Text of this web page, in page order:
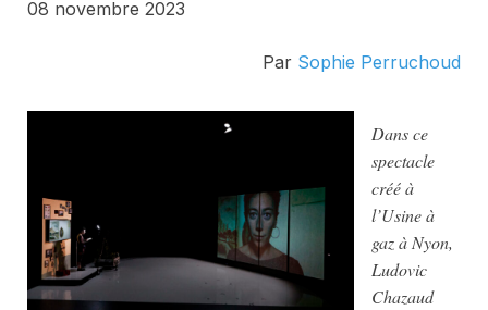
08 novembre 2023
Par Sophie Perruchoud
Dans ce
spectacle
créé à
l’Usine à
gaz à Nyon,
Ludovic
Chazaud